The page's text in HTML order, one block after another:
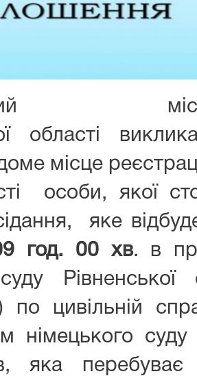
області
місце
особи, якої
яке
год. 00хв. в
по цивільній
німецького
яка